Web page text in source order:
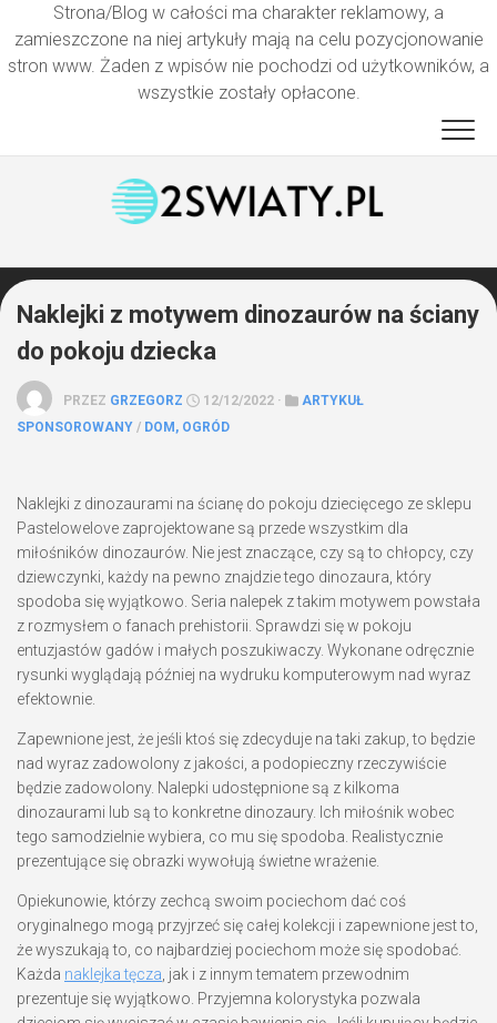
Strona/Blog w całości ma charakter reklamowy, a
zamieszczone na niej artykuły mają na celu pozycjonowanie
stron www. Żaden z wpisów nie pochodzi od użytkowników, a
wszystkie zostały opłacone.
Naklejki z motywem dinozaurów na ściany
do pokoju dziecka
PRZEZ GRZEGORZ 12/12/2022 ·
ARTYKUŁ
SPONSOROWANY / DOM, OGRÓD
Naklejki z dinozaurami na ścianę do pokoju dziecięcego ze sklepu
Pastelowelove zaprojektowane są przede wszystkim dla
miłośników dinozaurów. Nie jest znaczące, czy są to chłopcy, czy
dziewczynki, każdy na pewno znajdzie tego dinozaura, który
spodoba się wyjątkowo. Seria nalepek z takim motywem powstała
z rozmysłem o fanach prehistorii. Sprawdzi się w pokoju
entuzjastów gadów i małych poszukiwaczy. Wykonane odręcznie
rysunki wyglądają później na wydruku komputerowym nad wyraz
efektownie.
Zapewnione jest, że jeśli ktoś się zdecyduje na taki zakup, to będzie
nad wyraz zadowolony z jakości, a podopieczny rzeczywiście
będzie zadowolony. Nalepki udostępnione są z kilkoma
dinozaurami lub są to konkretne dinozaury. Ich miłośnik wobec
tego samodzielnie wybiera, co mu się spodoba. Realistycznie
prezentujące się obrazki wywołują świetne wrażenie.
Opiekunowie, którzy zechcą swoim pociechom dać coś
oryginalnego mogą przyjrzeć się całej kolekcji i zapewnione jest to,
że wyszukają to, co najbardziej pociechom może się spodobać.
Każda naklejka tęcza , jak i z innym tematem przewodnim
prezentuje się wyjątkowo. Przyjemna kolorystyka pozwala